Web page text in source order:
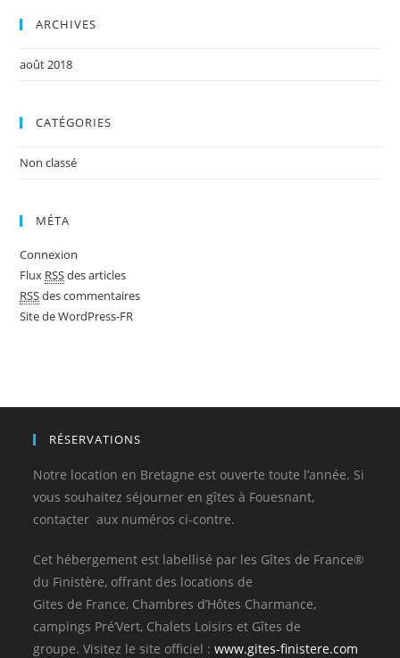
ARCHIVES
août 2018
CATÉGORIES
Non classé
MÉTA
Connexion
Flux RSSdes articles
RSSdes commentaires
Site de WordPress-FR
RÉSERVATIONS
Notre location en Bretagne est ouverte toute l’année. Si
vous souhaitez séjourner en gîtes à Fouesnant,
contacter aux numéros ci-contre.
Cet hébergement est labellisé par les Gîtes de France®
du Finistère, offrant des locations de
Gites de France, Chambres d’Hôtes Charmance,
campings Pré’Vert, Chalets Loisirs et Gîtes de
groupe. Visitez le site officiel :www.gites-finistere.com